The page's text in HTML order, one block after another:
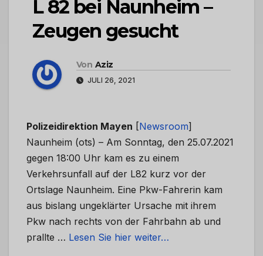
L 82 bei Naunheim –
Zeugen gesucht
Von Aziz
JULI 26, 2021
Polizeidirektion Mayen [Newsroom]
Naunheim (ots) – Am Sonntag, den 25.07.2021
gegen 18:00 Uhr kam es zu einem
Verkehrsunfall auf der L82 kurz vor der
Ortslage Naunheim. Eine Pkw-Fahrerin kam
aus bislang ungeklärter Ursache mit ihrem
Pkw nach rechts von der Fahrbahn ab und
prallte … Lesen Sie hier weiter…